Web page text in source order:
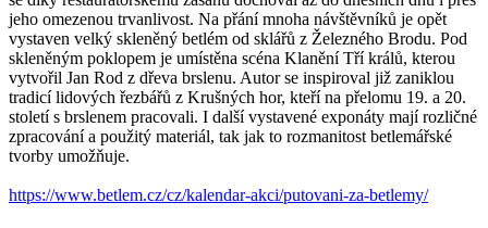
jeho omezenou trvanlivost. Na přání mnoha návštěvníků je opět
vystaven velký skleněný betlém od sklářů z Železného Brodu. Pod
skleněným poklopem je umístěna scéna Klanění Tří králů, kterou
vytvořil Jan Rod z dřeva brslenu. Autor se inspiroval již zaniklou
tradicí lidových řezbářů z Krušných hor, kteří na přelomu 19. a 20.
století s brslenem pracovali. I další vystavené exponáty mají rozličné
zpracování a použitý materiál, tak jak to rozmanitost betlemářské
tvorby umožňuje.
https://www.betlem.cz/cz/kalendar-akci/putovani-za-betlemy/